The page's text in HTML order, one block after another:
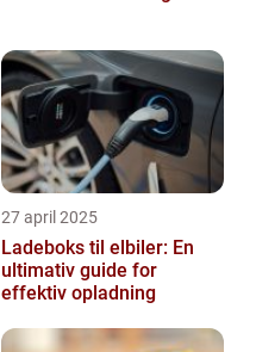
27 april 2025
Ladeboks til elbiler: En
ultimativ guide for
effektiv opladning